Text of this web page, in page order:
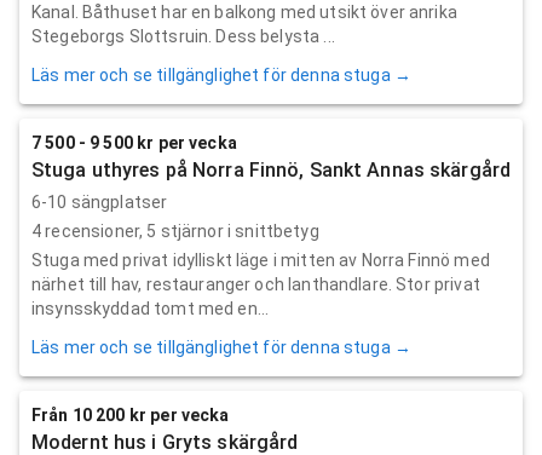
Kanal. Båthuset har en balkong med utsikt över anrika
Stegeborgs Slottsruin. Dess belysta ...
Läs mer och se tillgänglighet för denna stuga →
7 500 - 9 500 kr per vecka
Stuga uthyres på Norra Finnö, Sankt Annas skärgård
6-10 sängplatser
4recensioner, 5 stjärnor i snittbetyg
Stuga med privat idylliskt läge i mitten av Norra Finnö med
närhet till hav, restauranger och lanthandlare. Stor privat
insynsskyddad tomt med en...
Läs mer och se tillgänglighet för denna stuga →
Från 10 200 kr per vecka
Modernt hus i Gryts skärgård